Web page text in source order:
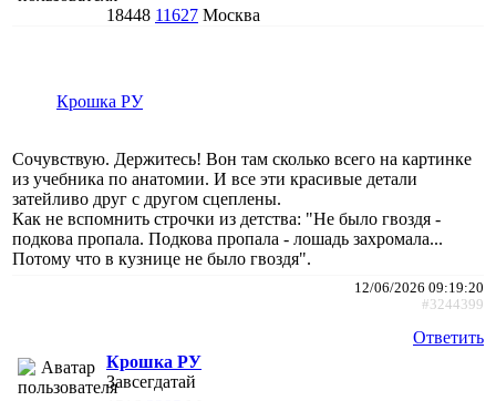
18448 11627 Москва
Крошка РУ
Сочувствую. Держитесь! Вон там сколько всего на картинке
из учебника по анатомии. И все эти красивые детали
затейливо друг с другом сцеплены.
Как не вспомнить строчки из детства: "Не было гвоздя -
подкова пропала. Подкова пропала - лошадь захромала...
Потому что в кузнице не было гвоздя".
12/06/2026 09:19:20
#3244399
Ответить
Крошка РУ
Завсегдатай